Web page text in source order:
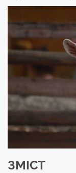
ЗМІСТ